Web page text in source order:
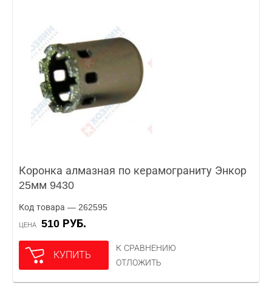
Коронка алмазная по керамограниту Энкор
25мм 9430
Код товара — 262595
ЦЕНА 510 РУБ.
КУПИТЬ
К СРАВНЕНИЮ
ОТЛОЖИТЬ